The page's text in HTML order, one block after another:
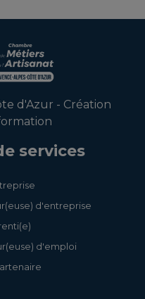
d'Azur - Création
services
d'entreprise
d'emploi